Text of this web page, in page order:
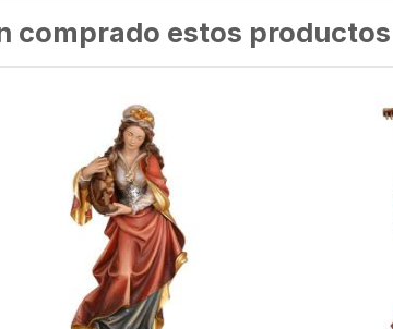
comprado estos productos